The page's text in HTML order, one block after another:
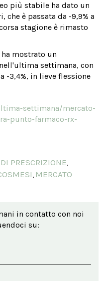
più stabile ha dato un
che è passata da -9,9% a
stagione è rimasto
mostrato un
settimana, con
-3,4%, in lieve flessione
settimana/mercato-
punto-farmaco-rx-
PRESCRIZIONE,
, MERCATO
in contatto con noi
su: